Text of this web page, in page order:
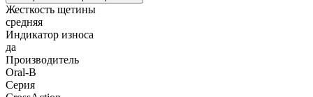
Жесткость щетины
средняя
Индикатор износа
да
Производитель
Oral-B
Серия